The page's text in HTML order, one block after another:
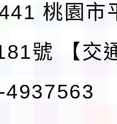
桃園市
號
【交
4937563